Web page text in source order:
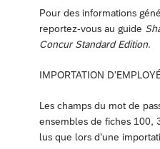
Pour des informations
reportez-vous au guide
Concur Standard Edition.
IMPORTATION
Les champs du mot de
ensembles de fiches 100,
lus que lors d’une